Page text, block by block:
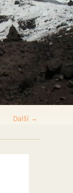
Další →